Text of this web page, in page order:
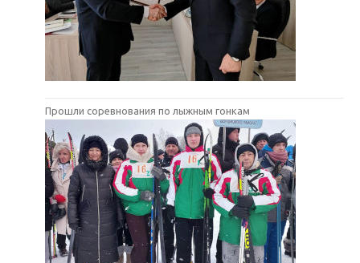
Прошли соревнования по лыжным гонкам